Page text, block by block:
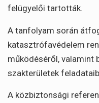
felügyelői tartották.
A tanfolyam során
katasztrófavédelem
működéséről, valamint
szakterületek
A közbiztonsági